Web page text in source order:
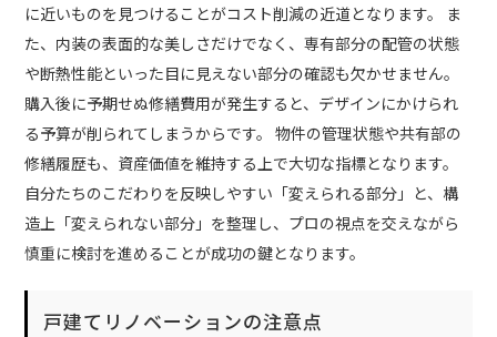
に近いものを見つけることがコスト削減の近道となります。 ま
た、内装の表面的な美しさだけでなく、専有部分の配管の状態
や断熱性能といった目に見えない部分の確認も欠かせません。
購入後に予期せぬ修繕費用が発生すると、デザインにかけられ
る予算が削られてしまうからです。 物件の管理状態や共有部の
修繕履歴も、資産価値を維持する上で大切な指標となります。
自分たちのこだわりを反映しやすい「変えられる部分」と、構
造上「変えられない部分」を整理し、プロの視点を交えながら
慎重に検討を進めることが成功の鍵となります。
戸建てリノベーションの注意点